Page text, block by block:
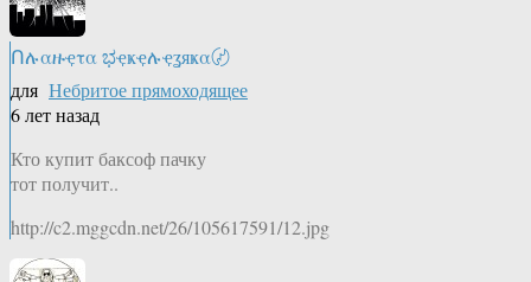
Ոሉαዙҿτα ಭҿҝҿሉҿʓяҝα〄
для Небритое прямоходящее
6 лет назад
Кто купит баксоф пачку
тот получит..
http://c2.mggcdn.net/26/105617591/12.jpg